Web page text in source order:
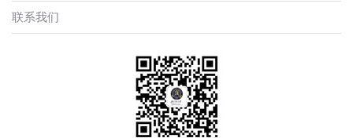
联系我们